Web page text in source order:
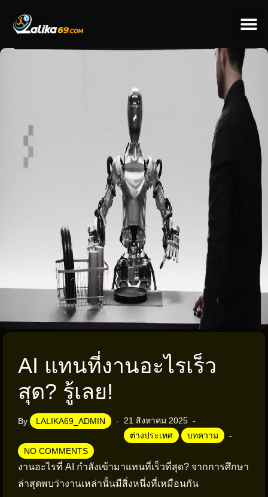
AI แทนที่งานอะไรเร็ว
สุด? รู้เลย!
By LALIKA69_ADMIN
21 สิงหาคม 2025
ต่างประเทศ
บทความ
NO COMMENTS
งานอะไรที่ AI กำลังเข้ามาแทนที่เร็วที่สุด? จากการศึกษา
ล่าสุดพบว่างานเหล่านั้นมีสิ่งหนึ่งที่เหมือนกัน